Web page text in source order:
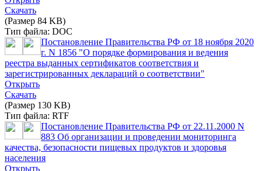
Скачать
(Размер 84 KB)
Тип файла: DOC
Постановление Правительства РФ от 18 ноября 2020
г. N 1856 "О порядке формирования и ведения
реестра выданных сертификатов соответствия и
зарегистрированных деклараций о соответствии"
Открыть
Скачать
(Размер 130 KB)
Тип файла: RTF
Постановление Правительства РФ от 22.11.2000 N
883 Об организации и проведении мониторинга
качества, безопасности пищевых продуктов и здоровья
населения
Открыть